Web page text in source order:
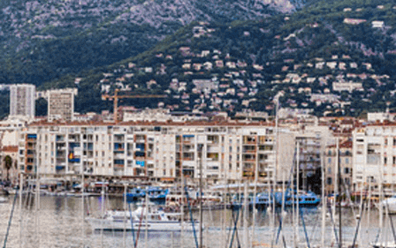
Exporter les lignes sélectionnées
Exporter toutes les colonnes
Exporter uniquement les colonnes affichées
Menu
<
>
Notre annuaire
Diffuser votre cahier des charges
Que trouverez-vous à la CPC ?
Un consultant, pourquoi ?
Comment le choisir?